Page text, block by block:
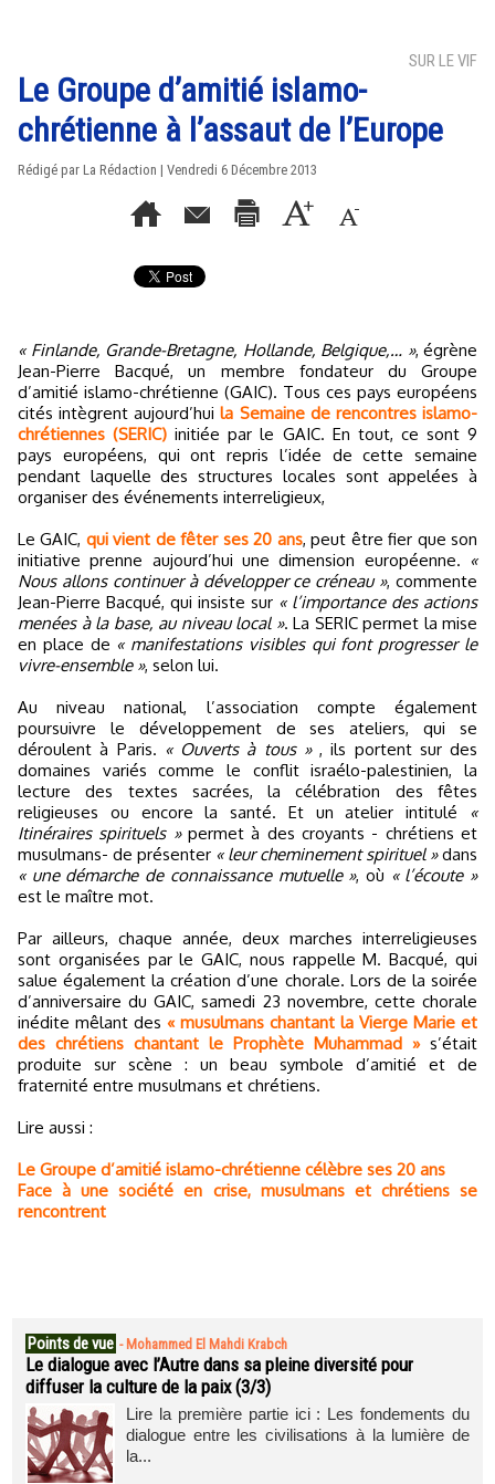
SUR LE VIF
Le Groupe d’amitié islamo-
chrétienne à l’assaut de l’Europe
Rédigé par La Rédaction | Vendredi 6 Décembre 2013
« Finlande, Grande-Bretagne, Hollande, Belgique,… », égrène
Jean-Pierre Bacqué, un membre fondateur du Groupe
d’amitié islamo-chrétienne (GAIC). Tous ces pays européens
cités intègrent aujourd’hui la Semaine de rencontres islamo-
chrétiennes (SERIC) initiée par le GAIC. En tout, ce sont 9
pays européens, qui ont repris l’idée de cette semaine
pendant laquelle des structures locales sont appelées à
organiser des événements interreligieux,
Le GAIC, qui vient de fêter ses 20 ans, peut être fier que son
initiative prenne aujourd’hui une dimension européenne. «
Nous allons continuer à développer ce créneau », commente
Jean-Pierre Bacqué, qui insiste sur « l’importance des actions
menées à la base, au niveau local ». La SERIC permet la mise
en place de « manifestations visibles qui font progresser le
vivre-ensemble », selon lui.
Au niveau national, l’association compte également
poursuivre le développement de ses ateliers, qui se
déroulent à Paris. « Ouverts à tous » , ils portent sur des
domaines variés comme le conflit israélo-palestinien, la
lecture des textes sacrées, la célébration des fêtes
religieuses ou encore la santé. Et un atelier intitulé
«
Itinéraires spirituels »permet à des croyants - chrétiens et
musulmans- de présenter « leur cheminement spirituel »dans
« une démarche de connaissance mutuelle », où « l’écoute »
est le maître mot.
Par ailleurs, chaque année, deux marches interreligieuses
sont organisées par le GAIC, nous rappelle M. Bacqué, qui
salue également la création d’une chorale. Lors de la soirée
d’anniversaire du GAIC, samedi 23 novembre, cette chorale
inédite mêlant des « musulmans chantant la Vierge Marie et
des chrétiens chantant le Prophète Muhammad » s’était
produite sur scène : un beau symbole d’amitié et de
fraternité entre musulmans et chrétiens.
Lire aussi :
Le Groupe d’amitié islamo-chrétienne célèbre ses 20 ans
Face à une société en crise, musulmans et chrétiens se
rencontrent
Points de vue - Mohammed El Mahdi Krabch
Le dialogue avec l’Autre dans sa pleine diversité pour
diffuser la culture de la paix (3/3)
Lire la première partie ici : Les fondements du
dialogue entre les civilisations à la lumière de
la...